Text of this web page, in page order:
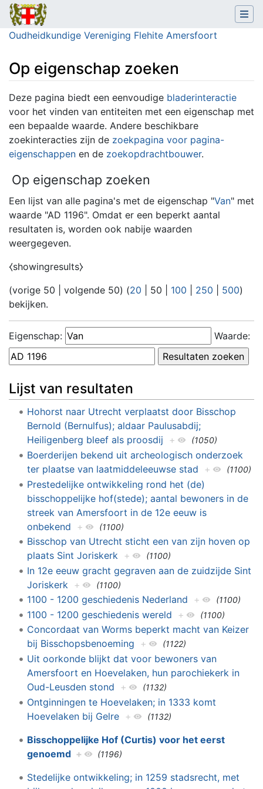
Oudheidkundige Vereniging Flehite Amersfoort
Op eigenschap zoeken
Ga naar:navigatie, zoeken
Deze pagina biedt een eenvoudige bladerinteractie
voor het vinden van entiteiten met een eigenschap met
een bepaalde waarde. Andere beschikbare
zoekinteracties zijn de zoekpagina voor pagina-
eigenschappen en de zoekopdrachtbouwer.
Op eigenschap zoeken
Een lijst van alle pagina's met de eigenschap "Van" met
waarde "AD 1196". Omdat er een beperkt aantal
resultaten is, worden ook nabije waarden
weergegeven.
⧼showingresults⧽
(vorige 50 volgende 50) (20 50 100 250 500)
bekijken.
Eigenschap: Waarde:
Lijst van resultaten
Hohorst naar Utrecht verplaatst door Bisschop
Bernold (Bernulfus); aldaar Paulusabdij;
Heiligenberg bleef als proosdij + (1050)
Boerderijen bekend uit archeologisch onderzoek
ter plaatse van laatmiddeleeuwse stad + (1100)
Prestedelijke ontwikkeling rond het (de)
bisschoppelijke hof(stede); aantal bewoners in de
streek van Amersfoort in de 12e eeuw is
onbekend + (1100)
Bisschop van Utrecht sticht een van zijn hoven op
plaats Sint Joriskerk + (1100)
In 12e eeuw gracht gegraven aan de zuidzijde Sint
Joriskerk + (1100)
1100 - 1200 geschiedenis Nederland + (1100)
1100 - 1200 geschiedenis wereld + (1100)
Concordaat van Worms beperkt macht van Keizer
bij Bisschopsbenoeming + (1122)
Uit oorkonde blijkt dat voor bewoners van
Amersfoort en Hoevelaken, hun parochiekerk in
Oud-Leusden stond + (1132)
Ontginningen te Hoevelaken; in 1333 komt
Hoevelaken bij Gelre + (1132)
Bisschoppelijke Hof (Curtis) voor het eerst
genoemd + (1196)
Stedelijke ontwikkeling; in 1259 stadsrecht, met